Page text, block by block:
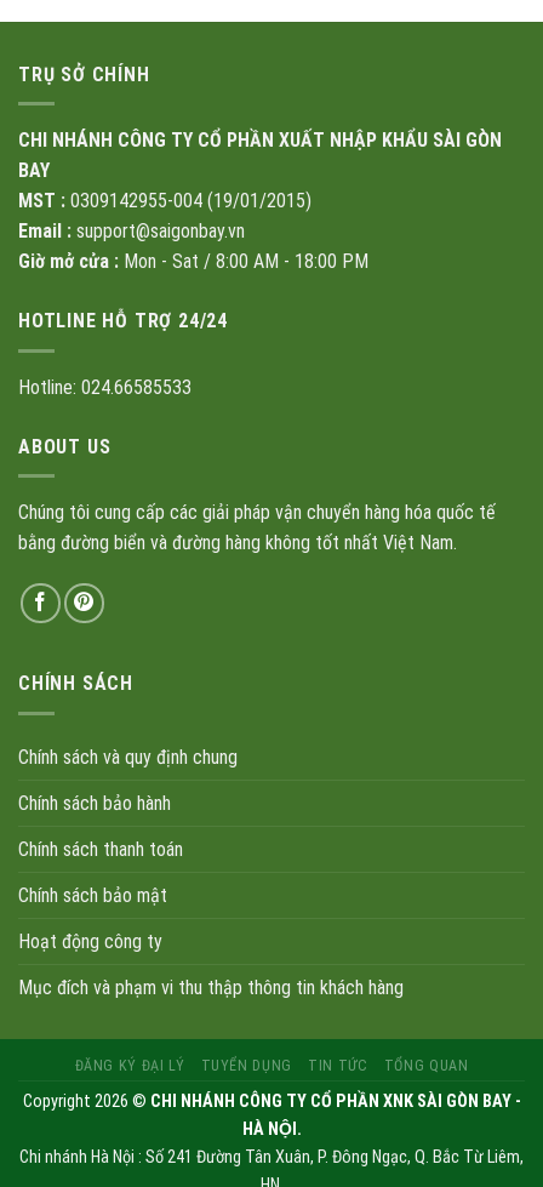
TRỤ SỞ CHÍNH
CHI NHÁNH CÔNG TY CỔ PHẦN XUẤT NHẬP KHẨU SÀI GÒN
BAY
MST : 0309142955-004 (19/01/2015)
Email : support@saigonbay.vn
Giờ mở cửa : Mon - Sat / 8:00 AM - 18:00 PM
HOTLINE HỖ TRỢ 24/24
Hotline: 024.66585533
ABOUT US
Chúng tôi cung cấp các giải pháp vận chuyển hàng hóa quốc tế
bằng đường biển và đường hàng không tốt nhất Việt Nam.
CHÍNH SÁCH
Chính sách và quy định chung
Chính sách bảo hành
Chính sách thanh toán
Chính sách bảo mật
Hoạt động công ty
Mục đích và phạm vi thu thập thông tin khách hàng
ĐĂNG KÝ ĐẠI LÝ TUYỂN DỤNG TIN TỨC TỔNG QUAN
Copyright 2026 © CHI NHÁNH CÔNG TY CỔ PHẦN XNK SÀI GÒN BAY -
HÀ NỘI.
Chi nhánh Hà Nội : Số 241 Đường Tân Xuân, P. Đông Ngạc, Q. Bắc Từ Liêm,